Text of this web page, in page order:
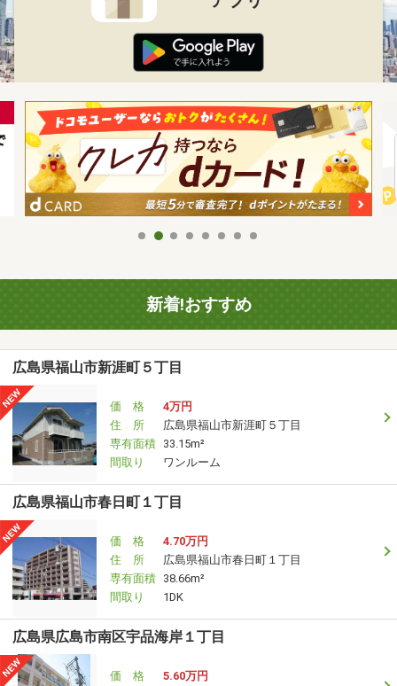
新着!おすすめ
広島県福山市新涯町５丁目
価 格
4万円
住 所
広島県福山市新涯町５丁目
専有面積 33.15m²
間取り
ワンルーム
広島県福山市春日町１丁目
価 格
4.70万円
住 所
広島県福山市春日町１丁目
専有面積 38.66m²
間取り
1DK
広島県広島市南区宇品海岸１丁目
価 格
5.60万円